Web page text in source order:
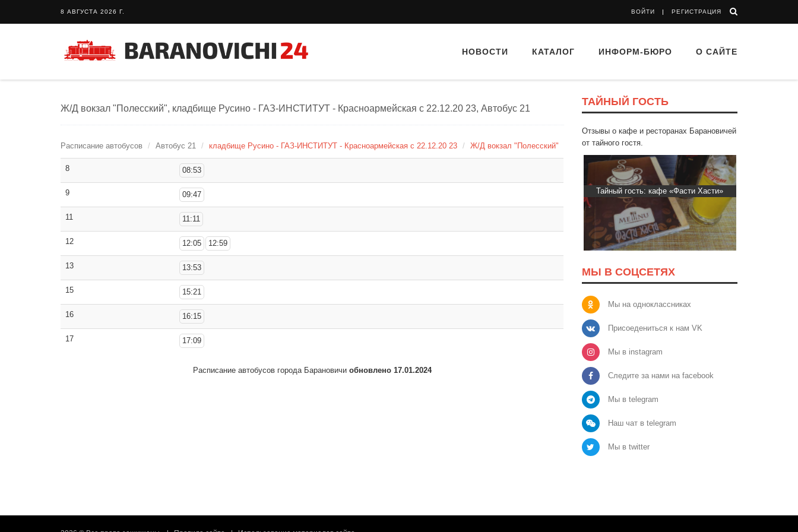
8 АВГУСТА 2026 Г. ВОЙТИ РЕГИСТРАЦИЯ
НОВОСТИ КАТАЛОГ ИНФОРМ-БЮРО О САЙТЕ
Ж/Д вокзал "Полесский", кладбище Русино - ГАЗ-ИНСТИТУТ - Красноармейская с 22.12.20 23, Автобус 21
Расписание автобусов Автобус 21 кладбище Русино - ГАЗ-ИНСТИТУТ - Красноармейская с 22.12.20 23 Ж/Д вокзал "Полесский"
8 08:53
9 09:47
11 11:11
12 12:05 12:59
13 13:53
15 15:21
16 16:15
17 17:09
Расписание автобусов города Барановичи обновлено 17.01.2024
ТАЙНЫЙ ГОСТЬ
Отзывы о кафе и ресторанах Барановичей
от тайного гостя.
Тайный гость: Ресторан “Папараць
Кветка”
МЫ В СОЦСЕТЯХ
Мы на одноклассниках
Присоедениться к нам VK
Мы в instagram
Следите за нами на facebook
Мы в telegram
Наш чат в telegram
Мы в twitter